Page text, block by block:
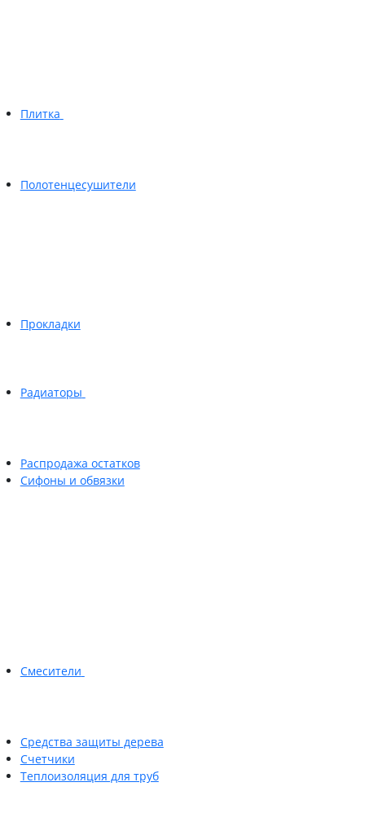
Плитка
Полотенцесушители
Прокладки
Радиаторы
Распродажа остатков
Сифоны и обвязки
Смесители
Средства защиты дерева
Счетчики
Теплоизоляция для труб